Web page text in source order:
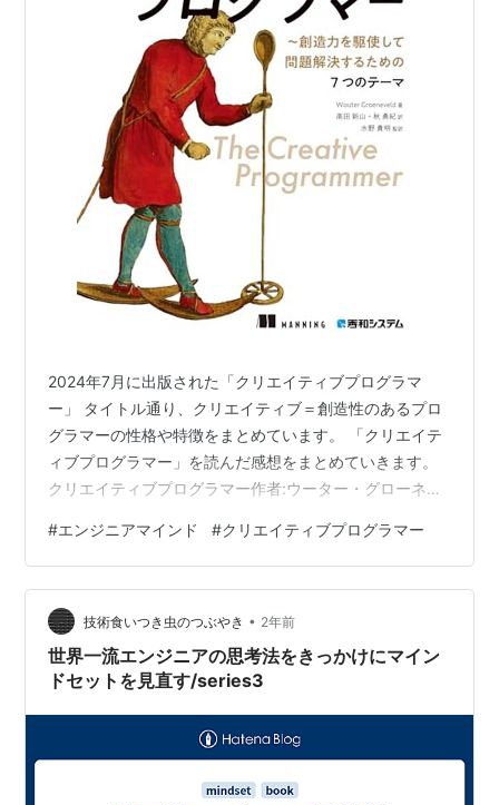
2024年7月に出版された「クリエイティブプログラマ
ー」 タイトル通り、クリエイティブ＝創造性のあるプロ
グラマーの性格や特徴をまとめています。 「クリエイテ
ィブプログラマー」を読んだ感想をまとめていきます。
クリエイティブプログラマー作者:ウーター・グローネフ
おすすめ読者 クリエイティブなソフトウェアエンジニア
になりたい人 創造性とは社会的な評決 創造性というとク
リエイティブという言葉を思い浮かべる人もいることで
しょう。 同時に、自分には、創造性がないと思っている
人もいるかもしれません。 私自身も、創造性は皆無と言
っても過言ではないと…
#エンジニアマインド #クリエイティブプログラマー
技術食いつき虫のつぶやき • 2年前
世界一流エンジニアの思考法をきっかけにマイン
ドセットを見直す/series3